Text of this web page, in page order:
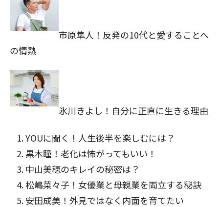
市原隼人！反発の10代と愛することへ
の情熱
氷川きよし！自分に正直に生きる理由
YOUに聞く！人生後半を楽しむには？
黒木瞳！老化は怖がってもいい！
中山美穂のキレイの秘密は ？
松嶋菜々子！女優業と母親業を両立する秘訣
安田成美！外見ではなく内面を育てたい